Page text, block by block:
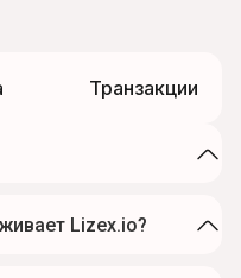
Транзакции
Lizex.io?